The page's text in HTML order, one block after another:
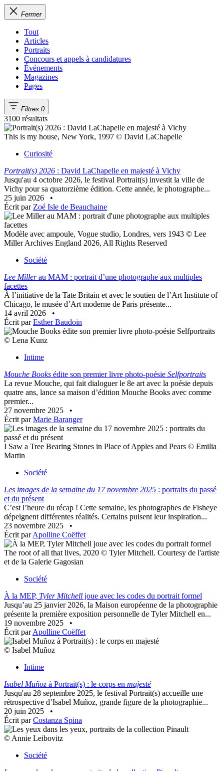
Fermer
Tout
Articles
Portraits
Concours et appels à candidatures
Événements
Magazines
Pages
Filtres 0
3100 résultats
This is my house, New York, 1997 © David LaChapelle
Curiosité
Portrait(s) 2026 : David LaChapelle en majesté à Vichy
Jusqu'au 4 octobre 2026, le festival Portrait(s) investit la ville de
Vichy pour sa quatorzième édition. Cette année, le photographe...
25 juin 2026
•
Écrit par Zoé Isle de Beauchaine
Modèle avec ampoule, Vogue studio, Londres, vers 1943 © Lee
Miller Archives England 2026, All Rights Reserved
Société
Lee Millerau MAM : portrait d’une photographe aux multiples
facettes
À l’initiative de la Tate Britain et avec le soutien de l’Art Institute of
Chicago, le musée d’Art moderne de Paris présente...
14 avril 2026
•
Écrit parEsther Baudoin
© Lena Kunz
Intime
Mouche Books édite son premier livre photo-poésie Selfportraits
La revue Mouche, qui fait dialoguer le 8e art avec la poésie depuis
quatre ans, lance sa maison d’édition Mouche Books avec comme
premier...
27 novembre 2025
•
Écrit parMarie Baranger
I Saw a Tree Bearing Stones in Place of Apples and Pears © Emilia
Martin
Société
Les images de la semaine du 17 novembre 2025 : portraits du passé
et du présent
C’est l’heure du récap ! Cette semaine, les photographes de Fisheye
dépeignent différentes réalités. Certains puisent leur inspiration...
23 novembre 2025
•
Écrit parApolline Coëffet
The root of all that lives, 2020 © Tyler Mitchell. Courtesy de l'artiste
et de la Galerie Gagosian
Société
À la MEP, Tyler Mitchell joue avec les codes du portrait formel
Jusqu’au 25 janvier 2026, la Maison européenne de la photographie
présente la première exposition personnelle de Tyler Mitchell en...
19 novembre 2025
•
Écrit parApolline Coëffet
© Isabel Muñoz
Intime
Isabel Muñoz à Portrait(s) : le corps en majesté
Jusqu'au 28 septembre 2025, le festival Portrait(s) accueille une
rétrospective d’Isabel Muñoz, grande figure de la photographie...
20 juin 2025
•
Écrit parCostanza Spina
© Annie Leibovitz
Société